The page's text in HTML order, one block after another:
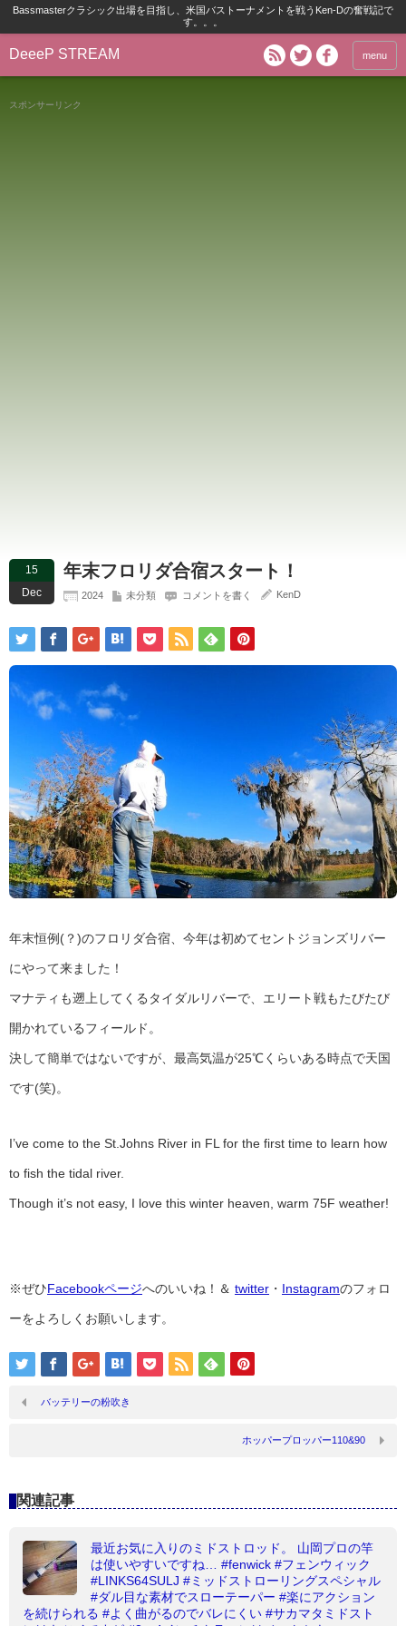
Bassmasterクラシック出場を目指し、米国バストーナメントを戦うKen-Dの奮戦記で
す。。。
DeeeP STREAM menu
スポンサーリンク
15
Dec
年末フロリダ合宿スタート！
2024 未分類 コメントを書く KenD
年末恒例(？)のフロリダ合宿、今年は初めてセントジョンズリバー
にやって来ました！
マナティも遡上してくるタイダルリバーで、エリート戦もたびたび
開かれているフィールド。
決して簡単ではないですが、最高気温が25℃くらいある時点で天国
です(笑)。
I’ve come to the St.Johns River in FL for the first time to learn how
to fish the tidal river.
Though it’s not easy, I love this winter heaven, warm 75F weather!
※ぜひFacebookページへのいいね！＆ twitter ・ Instagramのフォロ
ーをよろしくお願いします。
バッテリーの粉吹き
ホッパープロッパー110&90
関連記事
最近お気に入りのミドストロッド。 山岡プロの竿
は使いやすいですね… #fenwick #フェンウィック
#LINKS64SULJ #ミッドストローリングスペシャル
#ダル目な素材でスローテーパー #楽にアクション
を続けられる #よく曲がるのでバレにくい #サカマタミドスト